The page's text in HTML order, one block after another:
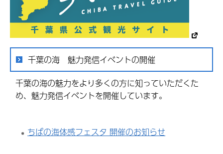
千葉の海 魅力発信イベントの開催
千葉の海の魅力をより多くの方に知っていただくた
め、魅力発信イベントを開催しています。
ちばの海体感フェスタ 開催のお知らせ